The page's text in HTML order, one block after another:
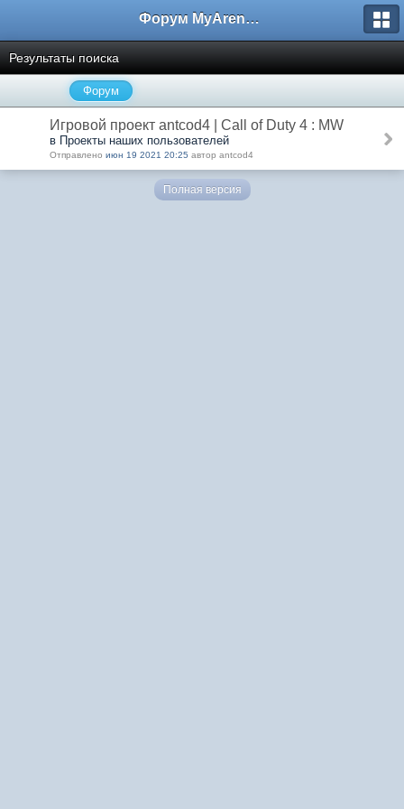
Форум MyArena.ru
Результаты поиска
Форум
Игровой проект antcod4 | Call of Duty 4 : MW
в Проекты наших пользователей
Отправлено июн 19 2021 20:25 автор antcod4
Полная версия